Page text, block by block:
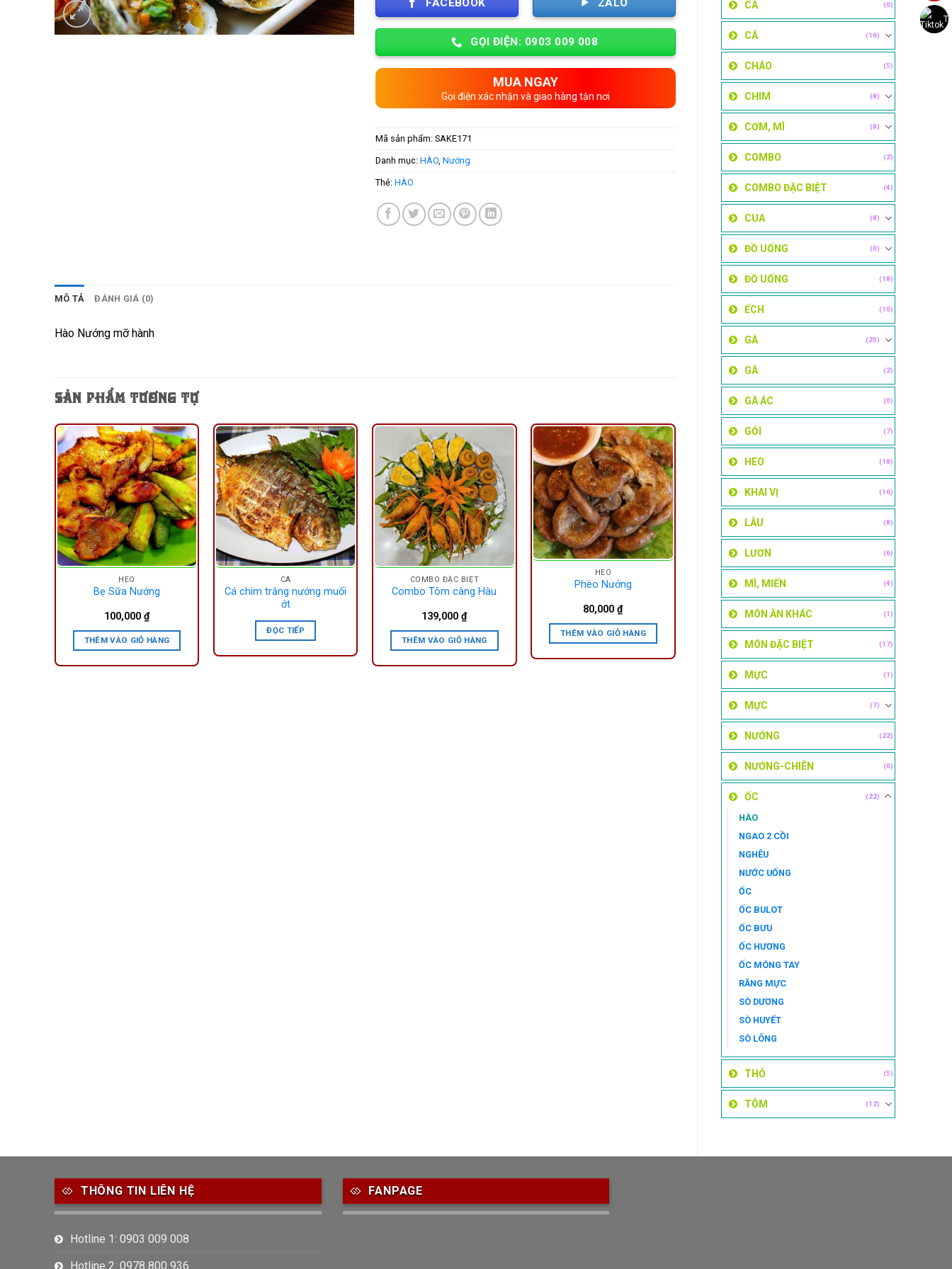
CÁ (0)
CÁ (16)
CHÁO (5)
CHIM (8)
CƠM, MÌ (8)
COMBO (2)
COMBO ĐẶC BIỆT (4)
CUA (8)
ĐỒ UỐNG (0)
ĐỒ UỐNG (18)
ẾCH (10)
GÀ (20)
GÀ (2)
GÀ ÁC (0)
GỎI (7)
HEO (18)
KHAI VỊ (16)
LẪU (8)
LƯƠN (6)
MÌ, MIẾN (4)
MÓN ĂN KHÁC (1)
MÓN ĐẶC BIỆT (17)
MỰC (1)
MỰC (7)
NƯỚNG (22)
NƯỚNG-CHIÊN (0)
ỐC (22)
HÀO
NGAO 2 CỒI
NGHÊU
NƯỚC UỐNG
ỐC
ỐC BULOT
ỐC BƯU
ỐC HƯƠNG
ỐC MÓNG TAY
RĂNG MỰC
SÒ DƯƠNG
SÒ HUYẾT
SÒ LÔNG
THỎ (5)
TÔM (12)
FACEBOOK ZALO
GỌI ĐIỆN: 0903 009 008
MUA NGAY
Gọi điện xác nhận và giao hàng tận nơi
Mã sản phẩm:SAKE171
Danh mục:HÀO ,Nướng
Thẻ:HÀO
MÔ TẢ ĐÁNH GIÁ (0)
Hào Nướng mỡ hành
SẢN PHẨM TƯƠNG TỰ
HEO
Bẹ Sữa Nướng
100,000₫
THÊM VÀO GIỎ HÀNG
CÁ
Cá chim trắng nướng muối
ớt
ĐỌC TIẾP
COMBO ĐẶC BIỆT
Combo Tôm càng Hàu
139,000₫
THÊM VÀO GIỎ HÀNG
HEO
Phèo Nướng
80,000₫
THÊM VÀO GIỎ HÀNG
THÔNG TIN LIÊN HỆ
Hotline 1: 0903 009 008
Hotline 2: 0978 800 936
FANPAGE